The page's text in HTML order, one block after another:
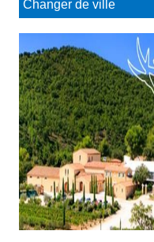
Changer de ville